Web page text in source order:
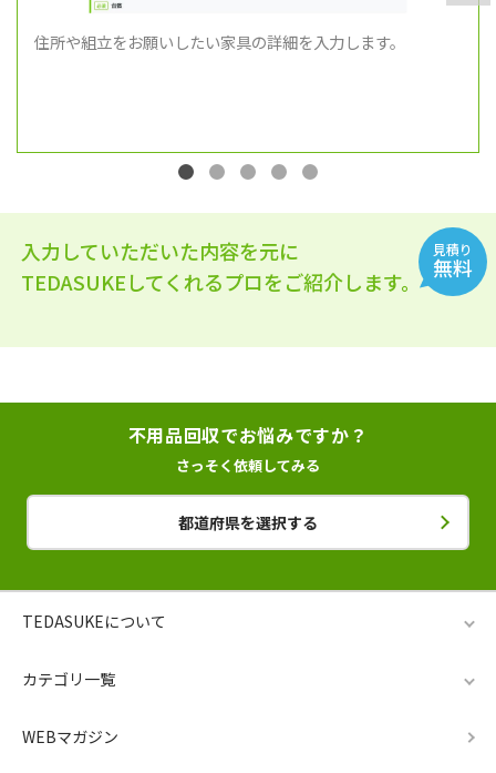
住所や組立をお願いしたい家具の詳細を入力します。
入力していただいた内容を元に
TEDASUKEしてくれるプロをご紹介します。
見積り
無料
不用品回収でお悩みですか？
さっそく依頼してみる
都道府県を選択する
TEDASUKEについて
カテゴリ一覧
WEBマガジン